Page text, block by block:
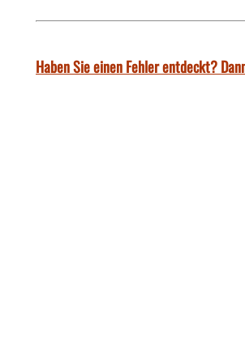
Haben Sie einen Fehler entdeckt?